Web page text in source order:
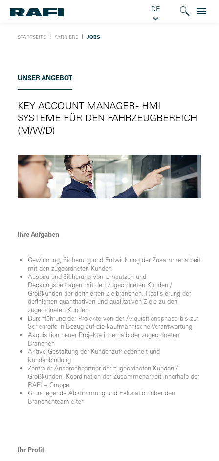
DE
STARTSEITE Ι KARRIERE Ι JOBS
UNSER ANGEBOT
KEY ACCOUNT MANAGER - HMI
SYSTEME FÜR DEN FAHRZEUGBEREICH
(M/W/D)
Ihre Aufgaben
Gewinnung, Sicherung und Entwicklung der Zusammenarbeit
mit den zugeordneten Kunden
Ausbau und Sicherung von Umsätzen und
Deckungsbeiträgen mit den zugeordneten Kunden /
Großkunden der definierten Zielbranchen. Realisierung der
definierten quantitativen und qualitativen Ziele zu den
zugeordneten Kunden.
Durchführung der Projekte von der Akquisitionsphase bis zur
Serienreife in Bezug auf die kaufmännische Verantwortung
Akquisition neuer Projekte innerhalb der zugeordneten
Branchen
Aktive Gestaltung der Kundenzufriedenheit und
Kundenbindung
Zentraler Ansprechpartner der zugeordneten Kunden /
Großkunden, Koordination der Zusammenarbeit innerhalb der
RAFI – Gruppe
Grundlegende Abstimmung und Eskalation über den
Branchenteamleiter
Ihr Profil